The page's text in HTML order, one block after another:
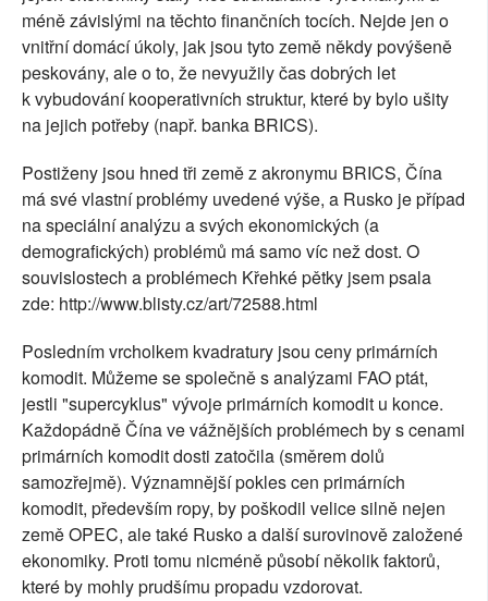
méně závislými na těchto finančních tocích. Nejde jen o
vnitřní domácí úkoly, jak jsou tyto země někdy povýšeně
peskovány, ale o to, že nevyužily čas dobrých let
k vybudování kooperativních struktur, které by bylo ušity
na jejich potřeby (např. banka BRICS).
Postiženy jsou hned tři země z akronymu BRICS, Čína
má své vlastní problémy uvedené výše, a Rusko je případ
na speciální analýzu a svých ekonomických (a
demografických) problémů má samo víc než dost. O
souvislostech a problémech Křehké pětky jsem psala
zde: http://www.blisty.cz/art/72588.html
Posledním vrcholkem kvadratury jsou ceny primárních
komodit. Můžeme se společně s analýzami FAO ptát,
jestli "supercyklus" vývoje primárních komodit u konce.
Každopádně Čína ve vážnějších problémech by s cenami
primárních komodit dosti zatočila (směrem dolů
samozřejmě). Významnější pokles cen primárních
komodit, především ropy, by poškodil velice silně nejen
země OPEC, ale také Rusko a další surovinově založené
ekonomiky. Proti tomu nicméně působí několik faktorů,
které by mohly prudšímu propadu vzdorovat.